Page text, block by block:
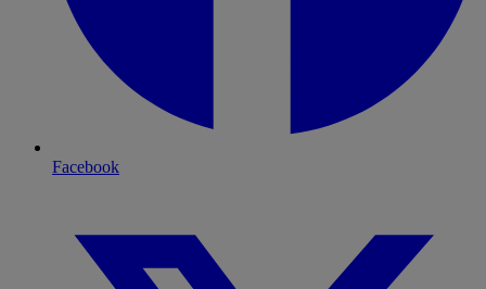
Facebook